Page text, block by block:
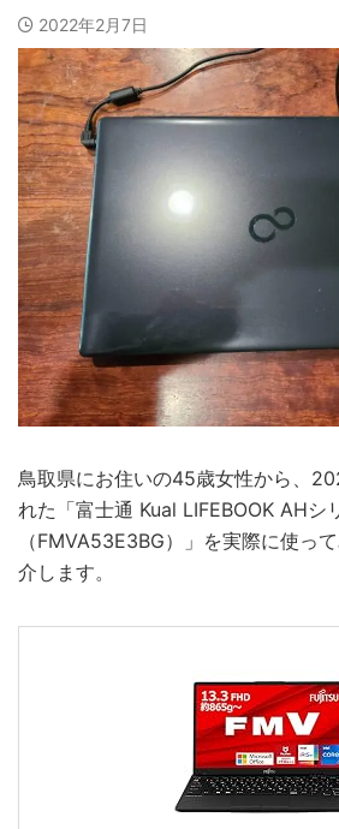
2022年2月7日
鳥取県にお住いの45歳女性から、
れた「富士通 Kual LIFEBOOK AHシ
（FMVA53E3BG）」を実際に使っ
介します。